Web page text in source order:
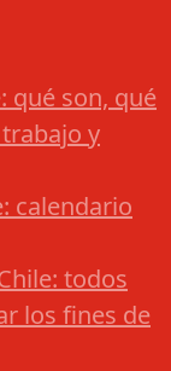
qué son, qué
y
calendario
todos
los fines de